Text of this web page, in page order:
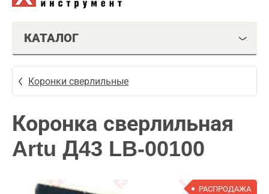
КАТАЛОГ
Коронки сверлильные
Коронка сверлильная
Artu Д43 LB-00100
РАСПРОДАЖА